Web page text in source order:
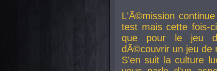
L'Ã©mission
test mais cette fois-
que pour le jeu
dÃ©couvrir un jeu de
S'en suit la culture